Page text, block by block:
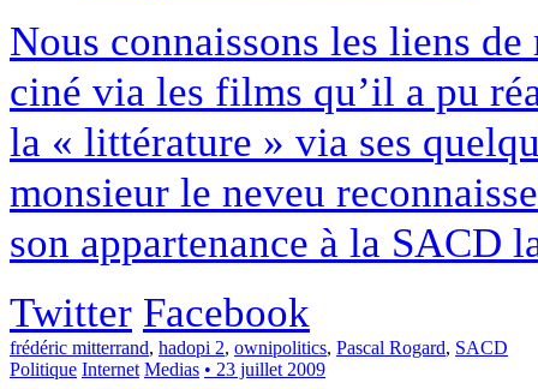
Nous connaissons les liens
ciné via les films qu’il a pu
la « littérature » via ses
monsieur le neveu
son appartenance à la SACD
Twitter Facebook
frédéric mitterrand, hadopi 2, ownipolitics, Pascal Rogard, SACD
Politique Internet Medias • 23 juillet 2009